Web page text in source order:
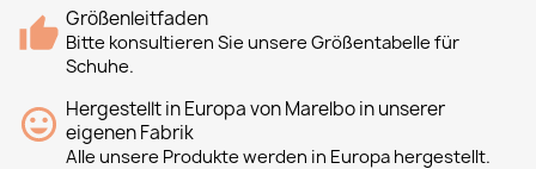
Größenleitfaden
Bitte konsultieren Sie unsere Größentabelle für
Schuhe.
Hergestellt in Europa von Marelbo in unserer
eigenen Fabrik
Alle unsere Produkte werden in Europa hergestellt.